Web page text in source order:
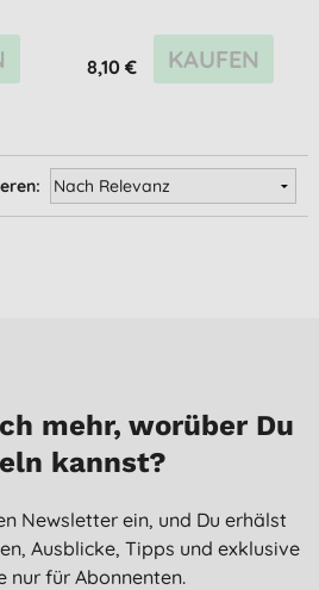
8,10 € KAUFEN
mehr, worüber Du
kannst?
Newsletter ein, und Du erhälst
Ausblicke, Tipps und exklusive
nur für Abonnenten.